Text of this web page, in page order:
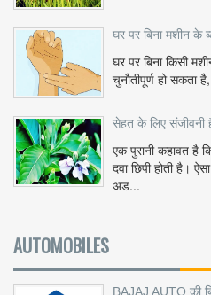
घर पर बिना मशीन
घर पर बिना किसी
चुनौतीपूर्ण हो सकता
सेहत के लिए संजीवनी है
एक पुरानी कहावत है
दवा छिपी होती है।
अड...
AUTOMOBILES
BAJAJ AUTO की